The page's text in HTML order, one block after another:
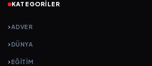
KATEGORILER
ADVER
DÜNYA
EĞİTİM